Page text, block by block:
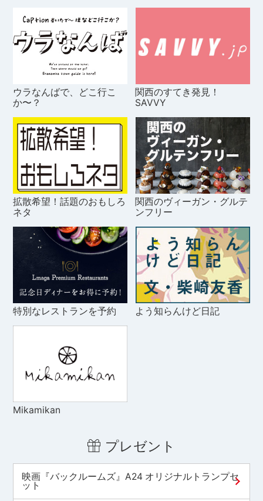
ウラなんばで、どこ行こ
か〜？
関西のすてき発見！
SAVVY
拡散希望！話題のおもしろ
ネタ
関西のヴィーガン・グルテ
ンフリー
特別なレストランを予約 よう知らんけど日記
Mikamikan
プレゼント
映画『バックルームズ』A24 オリジナルトランプセ
ット